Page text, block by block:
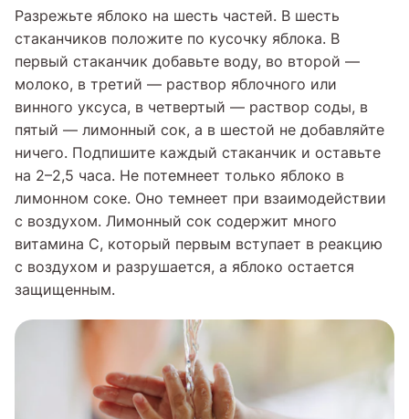
Разрежьте яблоко на шесть частей. В шесть
стаканчиков положите по кусочку яблока. В
первый стаканчик добавьте воду, во второй —
молоко, в третий — раствор яблочного или
винного уксуса, в четвертый — раствор соды, в
пятый — лимонный сок, а в шестой не добавляйте
ничего. Подпишите каждый стаканчик и оставьте
на 2–2,5 часа. Не потемнеет только яблоко в
лимонном соке. Оно темнеет при взаимодействии
с воздухом. Лимонный сок содержит много
витамина С, который первым вступает в реакцию
с воздухом и разрушается, а яблоко остается
защищенным.